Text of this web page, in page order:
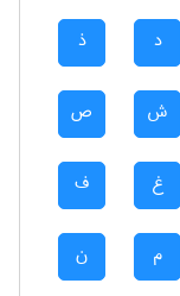
د ذ
ش ص
غ ف
م ن